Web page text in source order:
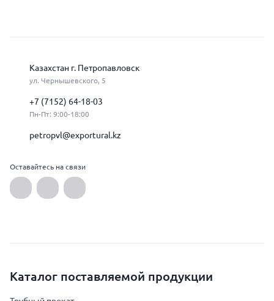
Казахстан г. Петропавловск
ул. Чернышевского, 5
+7 (7152) 64-18-03
Пн-Пт: 9:00-18:00
petropvl@exportural.kz
Оставайтесь на связи
Каталог поставляемой продукции